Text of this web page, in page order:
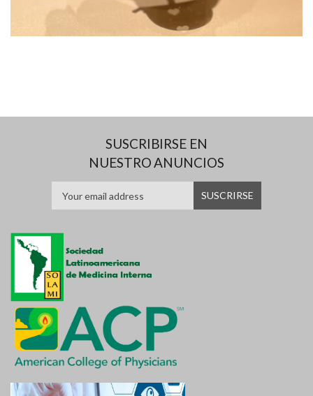
SUSCRIBIRSE EN
NUESTRO ANUNCIOS